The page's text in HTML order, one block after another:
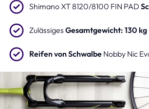
Shimano XT 8120/8100 FIN PAD
Zulässiges Gesamtgewicht: 130 kg
Reifen von Schwalbe Nobby Nic